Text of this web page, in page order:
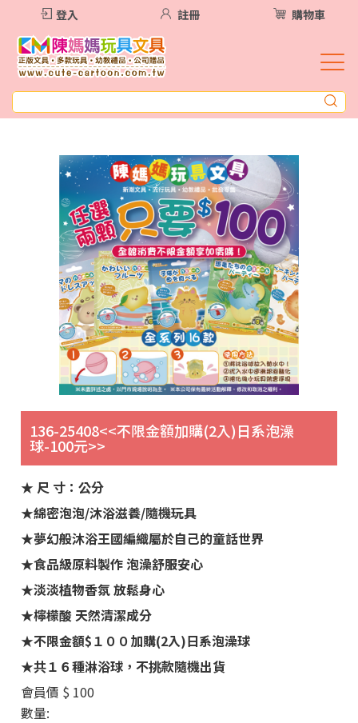
登入 註冊 購物車
136-25408<<不限金額加購(2入)日系泡澡
球-100元>>
★ 尺 寸：公分
★綿密泡泡/沐浴滋養/隨機玩具
★夢幻般沐浴王國編織屬於自己的童話世界
★食品級原料製作 泡澡舒服安心
★淡淡植物香氛 放鬆身心
★檸檬酸 天然清潔成分
★不限金額$１００加購(2入)日系泡澡球
★共１６種淋浴球，不挑款隨機出貨
會員價 $ 100
數量: